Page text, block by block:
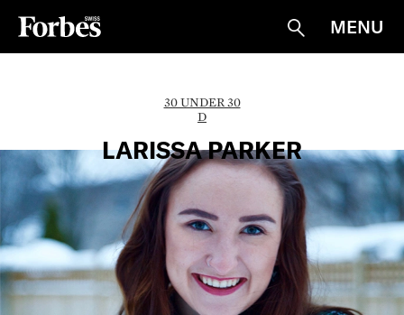
Suche
MENU
30 UNDER 30
D
LARISSA PARKER